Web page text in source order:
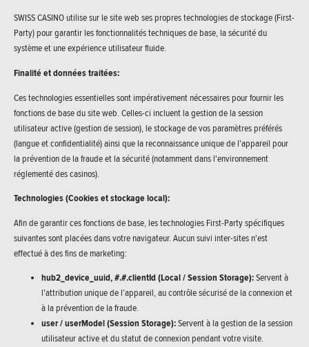
SWISS CASINO utilise sur le site web ses propres technologies de stockage (First-
Party) pour garantir les fonctionnalités techniques de base, la sécurité du
système et une expérience utilisateur fluide.
Finalité et données traitées:
Ces technologies essentielles sont impérativement nécessaires pour fournir les
fonctions de base du site web. Celles-ci incluent la gestion de la session
utilisateur active (gestion de session), le stockage de vos paramètres préférés
(langue et confidentialité) ainsi que la reconnaissance unique de l'appareil pour
la prévention de la fraude et la sécurité (notamment dans l'environnement
réglementé des casinos).
Technologies (Cookies et stockage local):
Afin de garantir ces fonctions de base, les technologies First-Party spécifiques
suivantes sont placées dans votre navigateur. Aucun suivi inter-sites n'est
effectué à des fins de marketing:
hub2_device_uuid, #.#.clientId (Local / Session Storage):Servent à
l'attribution unique de l'appareil, au contrôle sécurisé de la connexion et
à la prévention de la fraude.
user / userModel (Session Storage):Servent à la gestion de la session
utilisateur active et du statut de connexion pendant votre visite.